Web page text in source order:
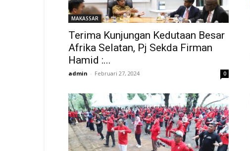
MAKASSAR
Terima Kunjungan Kedutaan Besar
Afrika Selatan, Pj Sekda Firman
Hamid :...
admin - Februari 27, 2024 0